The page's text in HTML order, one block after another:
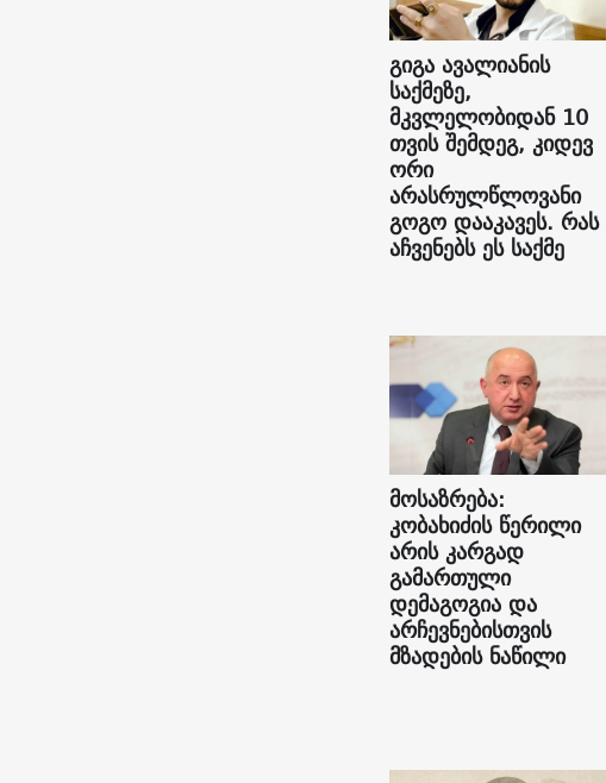
გიგა ავალიანის
საქმეზე,
მკვლელობიდან 10
თვის შემდეგ, კიდევ
ორი
არასრულწლოვანი
გოგო დააკავეს. რას
აჩვენებს ეს საქმე
მოსაზრება:
კობახიძის წერილი
არის კარგად
გამართული
დემაგოგია და
არჩევნებისთვის
მზადების ნაწილი